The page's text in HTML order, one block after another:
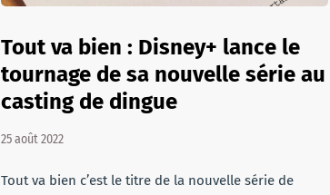
Tout va bien : Disney+ lance le
tournage de sa nouvelle série au
casting de dingue
25 août 2022
Tout va bien c’est le titre de la nouvelle série de